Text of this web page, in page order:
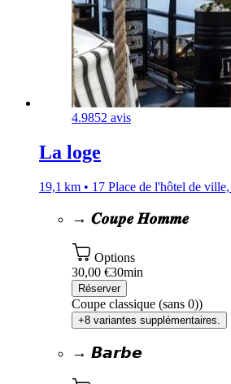
4.9852 avis
La loge
19,1 km • 17 Place de l'hôtel de
→ 𝑪𝒐𝒖𝒑𝒆 𝑯𝒐𝒎𝒎𝒆
Options
30,00 €30min
Réserver
Coupe classique (sans 0))
+8 variantes supplémentaires.
→ 𝘽𝙖𝙧𝙗𝙚